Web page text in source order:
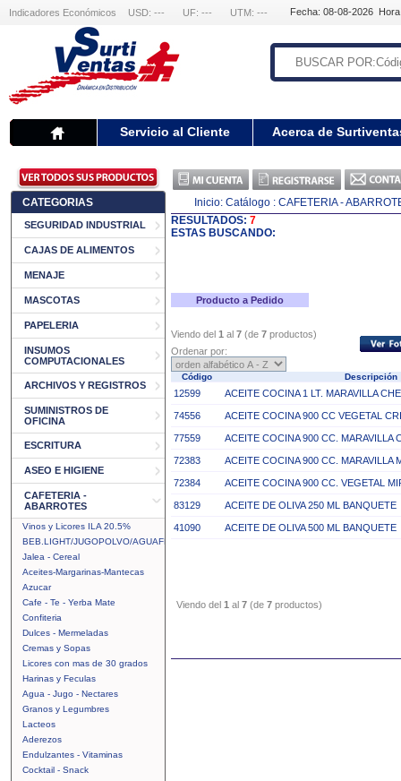
Indicadores Económicos USD: --- UF: --- UTM: --- Fecha: 08-08-2026
Servicio al Cliente Acerca de
CATEGORIAS
SEGURIDAD INDUSTRIAL
CAJAS DE ALIMENTOS
MENAJE
MASCOTAS
PAPELERIA
INSUMOS
COMPUTACIONALES
ARCHIVOS Y REGISTROS
SUMINISTROS DE
OFICINA
ESCRITURA
ASEO E HIGIENE
CAFETERIA -
ABARROTES
Vinos y Licores ILA 20.5%
BEB.LIGHT/JUGOPOLVO/AGUAFRUTAL
Jalea - Cereal
Aceites-Margarinas-Mantecas
Azucar
Cafe - Te - Yerba Mate
Confiteria
Dulces - Mermeladas
Cremas y Sopas
Licores con mas de 30 grados
Harinas y Feculas
Agua - Jugo - Nectares
Granos y Legumbres
Lacteos
Aderezos
Endulzantes - Vitaminas
Cocktail - Snack
Inicio: Catálogo : CAFETERIA -
RESULTADOS: 7
ESTAS BUSCANDO:
Producto a Pedido
Viendo del 1 al 7 (de 7 productos)
Ordenar por:
Código
12599 ACEITE COCINA 1 LT. MARAVILLA
74556 ACEITE COCINA 900 CC VEGETAL
77559 ACEITE COCINA 900 CC. MARAVILLA
72383 ACEITE COCINA 900 CC. MARAVILLA
72384 ACEITE COCINA 900 CC. VEGETAL
83129 ACEITE DE OLIVA 250 ML BANQUETE
41090 ACEITE DE OLIVA 500 ML BANQUETE
Viendo del 1 al 7 (de 7 productos)